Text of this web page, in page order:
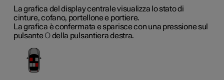
La grafica del display centrale visualizza lo stato di
cinture, cofano, portellone e portiere.
La grafica è confermata e sparisce con una pressione sul
pulsanteOdella pulsantiera destra.